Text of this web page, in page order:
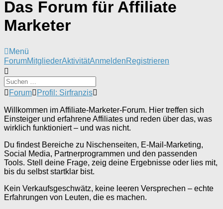
Das Forum für Affiliate
Marketer
Menü
Forum-
Navigation
ForumMitgliederAktivitätAnmeldenRegistrieren
Forum-
-
Du
bist
Forum Profil: Sirfranzis
Willkommen im Affiliate-Marketer-Forum. Hier treffen sich
Einsteiger und erfahrene Affiliates und reden über das, was
wirklich funktioniert – und was nicht.
Du findest Bereiche zu Nischenseiten, E-Mail-Marketing,
Social Media, Partnerprogrammen und den passenden
Tools. Stell deine Frage, zeig deine Ergebnisse oder lies mit,
bis du selbst startklar bist.
Kein Verkaufsgeschwätz, keine leeren Versprechen – echte
Erfahrungen von Leuten, die es machen.